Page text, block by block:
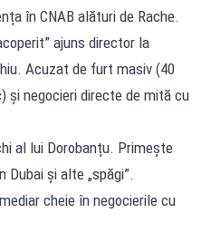
în CNAB alături de Rache.
ajuns director la
Acuzat de furt masiv (40
și negocieri directe de mită cu
al lui Dorobanțu. Primește
Dubai și alte „spăgi”.
cheie în negocierile cu